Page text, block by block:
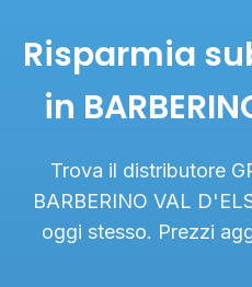
Risparmia
in
Trova il distributore
BARBERINO VAL
oggi stesso. Prezzi